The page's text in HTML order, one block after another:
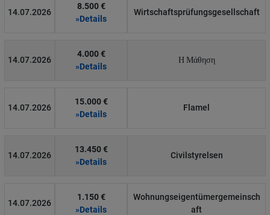
14.07.2026
8.500 €
»Details
Wirtschaftsprüfungsgesellschaft
14.07.2026
4.000 €
»Details
Η Μάθηση
14.07.2026
15.000 €
»Details
Flamel
14.07.2026
13.450 €
»Details
Civilstyrelsen
14.07.2026
1.150 €
»Details
Wohnungseigentümergemeinsch
aft